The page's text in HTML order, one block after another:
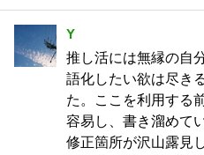
Y
推し活には無縁の自
語化したい欲は尽き
た。ここを利用する
容易し、書き溜めて
修正箇所が沢山露見